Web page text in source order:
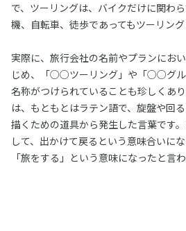
で、ツーリングは、バイクだけに関わ
機、自転車、徒歩であってもツーリング
実際に、旅行会社の名前やプランにお
じめ、「○○ツーリング」や「○○グル
名称がつけられていることも珍しくあ
は、もともとはラテン語で、旋盤や回
描くための道具から発生した言葉です
して、出かけて戻るという意味合いに
「旅をする」という意味になったと言わ